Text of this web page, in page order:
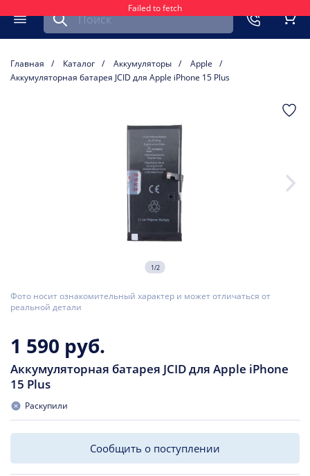
Failed to fetch
Меню
Найти запчасть для мобильного устройства
Главная Каталог Аккумуляторы
Apple
Аккумуляторная батарея JCID для Apple iPhone 15 Plus
1/2
Фото носит ознакомительный характер и может отличаться от
реальной детали
1 590 руб.
Аккумуляторная батарея JCID для Apple iPhone
15 Plus
Раскупили
Сообщить о поступлении